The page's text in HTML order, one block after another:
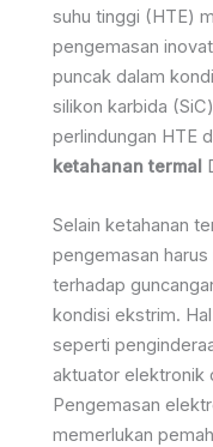
suhu tinggi (HTE)
pengemasan
puncak dalam
silikon karbida
perlindungan HTE
ketahanan termal
Selain ketahanan
pengemasan
terhadap
kondisi ekstrim.
seperti
aktuator elektronik
Pengemasan
memerlukan